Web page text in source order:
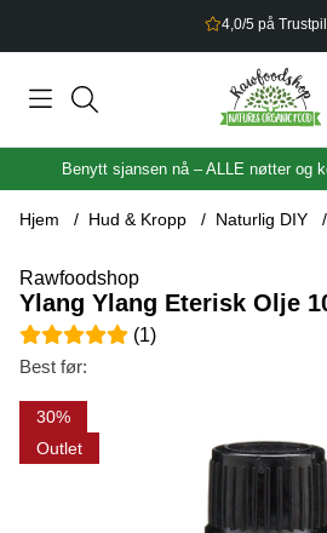
4,0/5 på
Benytt sjansen nå – ALLE nøtter og
Hjem Hud & Kropp Naturlig DIY
Rawfoodshop
Ylang Ylang Eterisk Olje
Gjennomsnittlig rangering 5 av 5
(1)
Best før:
30
Outlet
Produktbilder Ylang Ylang Eterisk Olje